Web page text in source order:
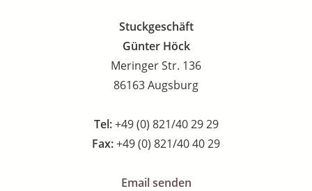
Stuckgeschäft
Günter Höck
Meringer Str. 136
86163 Augsburg
Tel:+49 (0) 821/40 29 29
Fax:+49 (0) 821/40 40 29
Email senden